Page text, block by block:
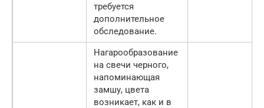
требуется
дополнительное
обследование.
Нагарообразование
на свечи черного,
напоминающая
замшу, цвета
возникает, как и в